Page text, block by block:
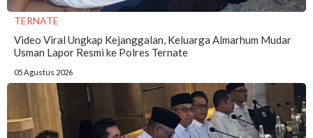
TERNATE
Video Viral Ungkap Kejanggalan, Keluarga Almarhum Mudar
Usman Lapor Resmi ke Polres Ternate
05 Agustus 2026